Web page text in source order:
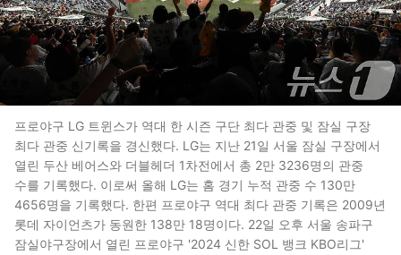
프로야구 LG 트윈스가 역대 한 시즌 구단 최다 관중 및 잠실 구장
최다 관중 신기록을 경신했다. LG는 지난 21일 서울 잠실 구장에서
열린 두산 베어스와 더블헤더 1차전에서 총 2만 3236명의 관중
수를 기록했다. 이로써 올해 LG는 홈 경기 누적 관중 수 130만
4656명을 기록했다. 한편 프로야구 역대 최다 관중 기록은 2009년
롯데 자이언츠가 동원한 138만 18명이다. 22일 오후 서울 송파구
잠실야구장에서 열린 프로야구 '2024 신한 SOL 뱅크 KBO리그'